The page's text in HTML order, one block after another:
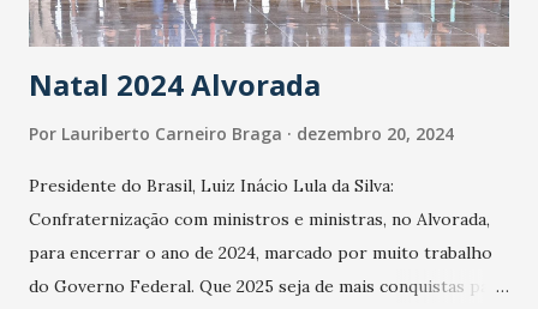
Natal 2024 Alvorada
Por Lauriberto Carneiro Braga dezembro 20, 2024
Presidente do Brasil, Luiz Inácio Lula da Silva:
Confraternização com ministros e ministras, no Alvorada,
para encerrar o ano de 2024, marcado por muito trabalho
do Governo Federal. Que 2025 seja de mais conquistas para